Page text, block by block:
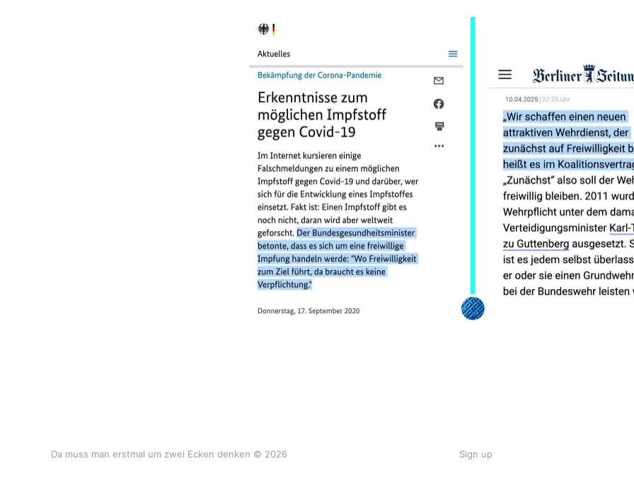
Da muss man erstmal um zwei Ecken denken © 2026 Sign up